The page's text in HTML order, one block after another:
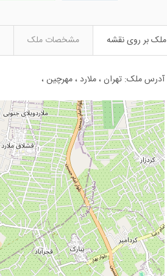
ملک بر روی نقشه مشخصات ملک
آدرس ملک: تهران ، ملارد ، مهرچین ،